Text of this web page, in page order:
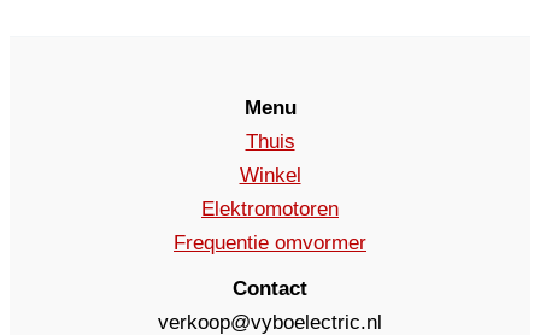
Menu
Thuis
Winkel
Elektromotoren
Frequentie omvormer
Contact
verkoop@vyboelectric.nl